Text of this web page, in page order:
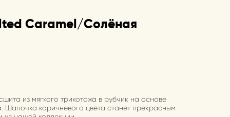
Caramel/Солёная
из мягкого трикотажа в рубчик на основе
Шапочка коричневого цвета станет прекрасным